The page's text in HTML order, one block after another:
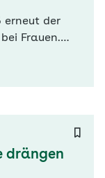
erneut der
Frauen.
dafür.
drängen